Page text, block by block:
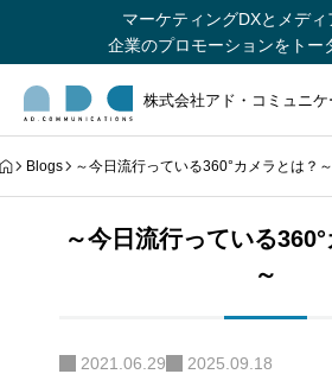
マーケティングDXとメディ
企業のプロモーションをトー
株式会社アド・コミュニ
Blogs ～今日流行っている360°カメラとは？～
～今日流行っている
～
2021.06.29 2025.09.18